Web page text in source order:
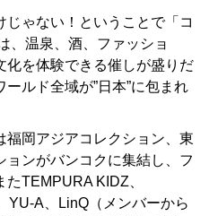
じゃない！ということで「コ
、温泉、酒、ファッショ
化を体験できる催しが盛りだ
ルド全域が”日本”に包まれ
福岡アジアコレクション、東
ンがバンコクに集結し、フ
TEMPURA KIDZ、
A、LinQ（メンバーから